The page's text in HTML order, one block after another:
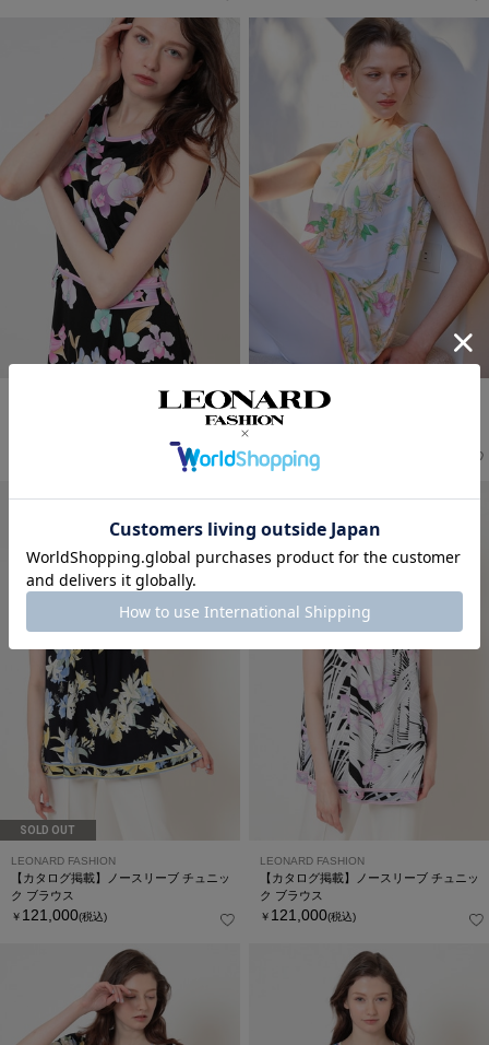
LEONARD FASHION
【カタログ掲載】ノースリーブ チュニッ
￥121,000
SOLD OUT
LEONARD FASHION
【カタログ掲載】ノースリーブ チュニッ
ク ブラウス
￥ 121,000(税込)
LEONARD FASHION
【カタログ掲載】ノースリーブ チュニッ
ク ブラウス
￥ 121,000(税込)